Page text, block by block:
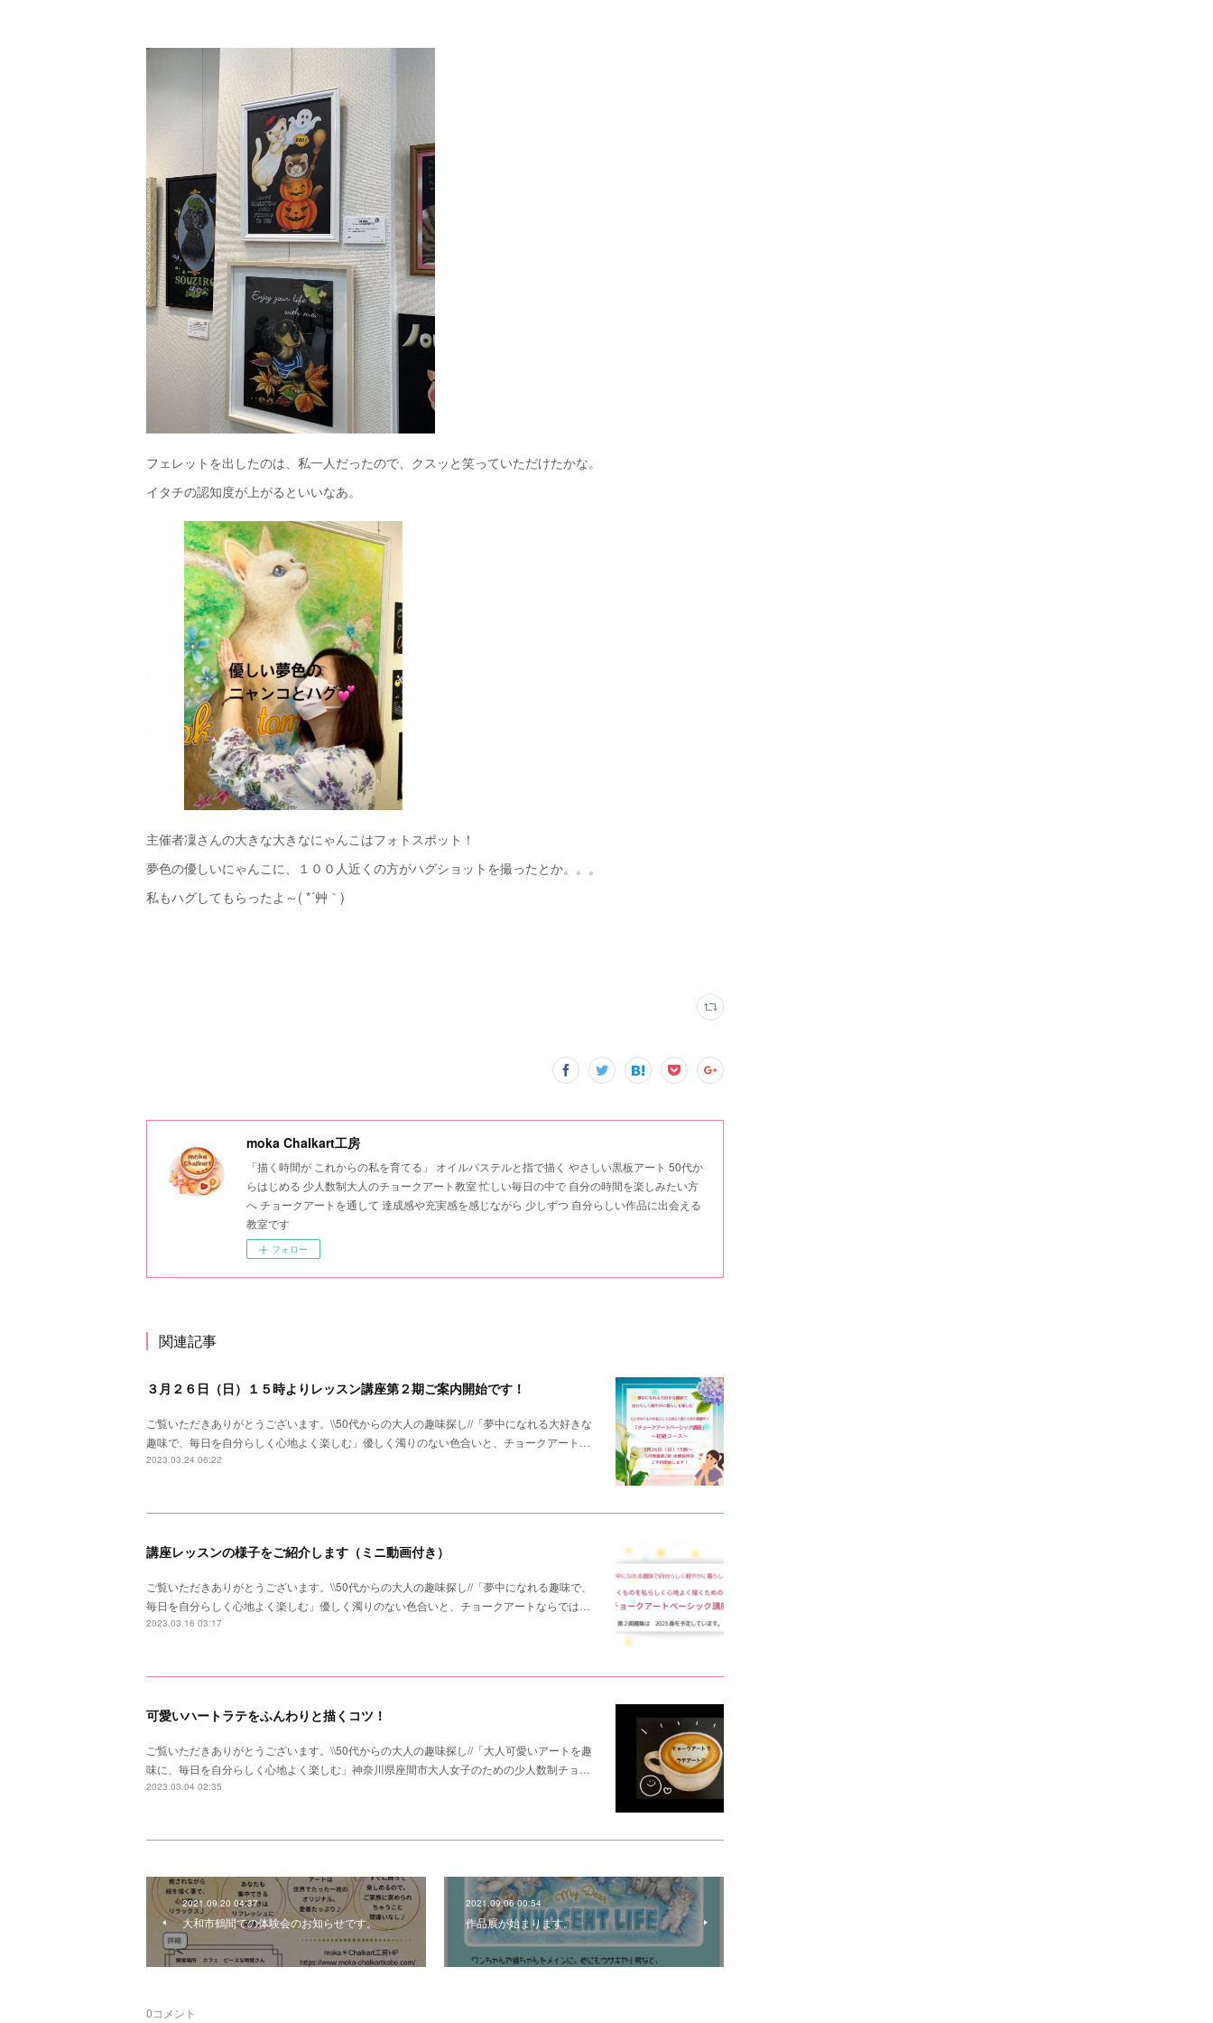
フェレットを出したのは、私一人だったので、クスッと笑っていただけたかな。
イタチの認知度が上がるといいなあ。
主催者凜さんの大きな大きなにゃんこはフォトスポット！
夢色の優しいにゃんこに、１００人近くの方がハグショットを撮ったとか。。。
私もハグしてもらったよ～( *´艸｀)
moka Chalkart工房
「描く時間が これからの私を育てる」 オイルパステルと指で描く やさしい黒板アート 50代か
らはじめる 少人数制大人のチョークアート教室 忙しい毎日の中で 自分の時間を楽しみたい方
へ チョークアートを通して 達成感や充実感を感じながら 少しずつ 自分らしい作品に出会える
教室です
フォロー
関連記事
３月２６日（日）１５時よりレッスン講座第２期ご案内開始です！
ご覧いただきありがとうございます。\\50代からの大人の趣味探し//「夢中になれる大好きな
趣味で、毎日を自分らしく心地よく楽しむ」優しく濁りのない色合いと、チョークアート…
2023.03.24 06:22
講座レッスンの様子をご紹介します（ミニ動画付き）
ご覧いただきありがとうございます。\\50代からの大人の趣味探し//「夢中になれる趣味で、
毎日を自分らしく心地よく楽しむ」優しく濁りのない色合いと、チョークアートならでは…
2023.03.16 03:17
可愛いハートラテをふんわりと描くコツ！
ご覧いただきありがとうございます。\\50代からの大人の趣味探し//「大人可愛いアートを趣
味に、毎日を自分らしく心地よく楽しむ」神奈川県座間市大人女子のための少人数制チョ…
2023.03.04 02:35
2021.09.20 04:37
大和市鶴間での体験会のお知らせです。
2021.09.06 00:54
作品展が始まります。
0コメント